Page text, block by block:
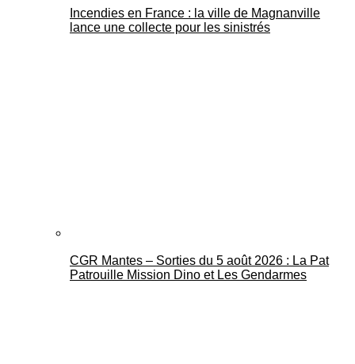
Incendies en France : la ville de Magnanville
lance une collecte pour les sinistrés
CGR Mantes – Sorties du 5 août 2026 : La Pat
Patrouille Mission Dino et Les Gendarmes